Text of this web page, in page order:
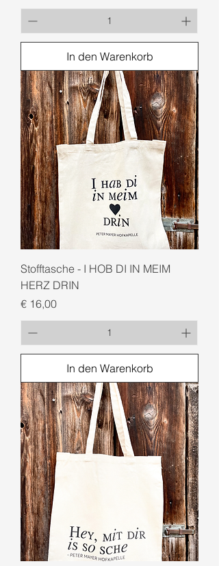
In den Warenkorb
Stofftasche - I HOB DI IN MEIM
HERZ DRIN
Preis
€ 16,00
In den Warenkorb